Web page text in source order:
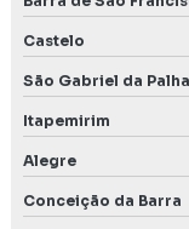
Orçamento
Outorga da água
Outorga de direito
Outorga de uso da
Castelo
São Gabriel da Palha
Itapemirim
Alegre
Conceição da Barra